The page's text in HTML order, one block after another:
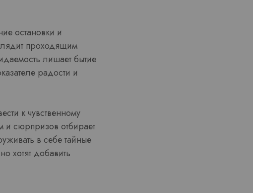
остановки и
проходящим
лишает бытие
радости и
к чувственному
и сюрпризов отбирает
в себе тайные
хотят добавить